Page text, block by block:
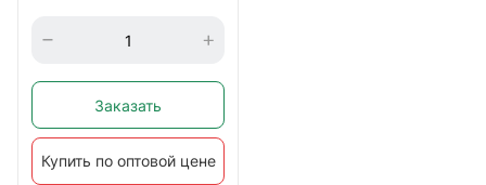
Заказать
Купить по оптовой цене